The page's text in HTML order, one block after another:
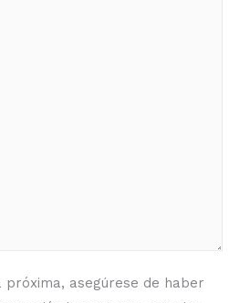
próxima, asegúrese de haber